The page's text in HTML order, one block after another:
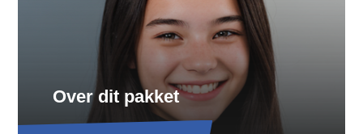
Over dit pakket